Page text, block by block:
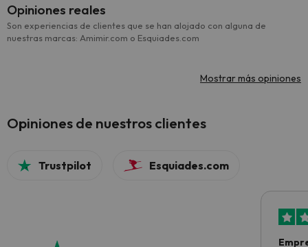
Opiniones reales
Son experiencias de clientes que se han alojado con alguna de
nuestras marcas: Amimir.com o Esquiades.com
Mostrar más opiniones
Opiniones de nuestros clientes
Trustpilot Esquiades.com